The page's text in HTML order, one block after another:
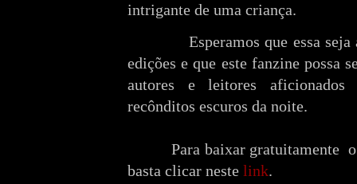
intrigante de uma criança.
Esperamos que essa
edições e que este fanzine possa
autores e leitores
recônditos escuros da noite.
Para baixar gratuitamente
basta clicar neste link.